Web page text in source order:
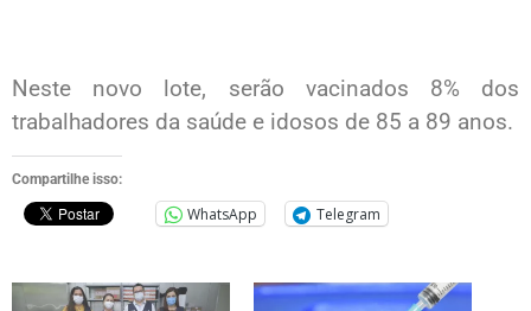
Neste novo lote, serão vacinados 8% dos
trabalhadores da saúde e idosos de 85 a 89 anos.
Compartilhe isso:
WhatsApp Telegram